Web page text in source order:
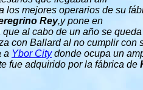
los mejores operarios de su
Rey,y pone en
al cabo de un año se queda
con Ballard al no cumplir con
a Ybor Citydonde ocupa un
fue adquirido por la fábrica de